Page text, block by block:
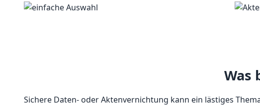
Was
Sichere Daten- oder Aktenvernichtung kann ein lästiges